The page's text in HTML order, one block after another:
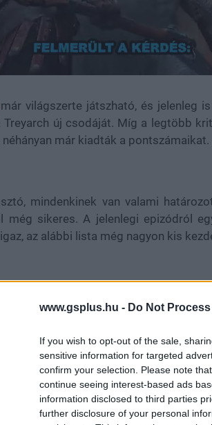
www.gsplus.hu - Do Not
If you wish to opt-out of the sale,
sensitive information for targeted
confirm your selection. Please note
continue seeing interest-based ads
information disclosed to third parties
further disclosure of your personal
már világszerte játszható, és jelenleg
új csodáját. Míg a legtöbb
már kiadták a pontszámaikat.
mindenkinek van valami
sikeres. A jelenlegi epizódról
az alábbi lista még nagyon kis